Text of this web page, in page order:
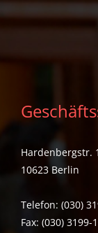
Hardenbergstr.
10623 Berlin
Telefon: (030)
Fax: (030) 3199-